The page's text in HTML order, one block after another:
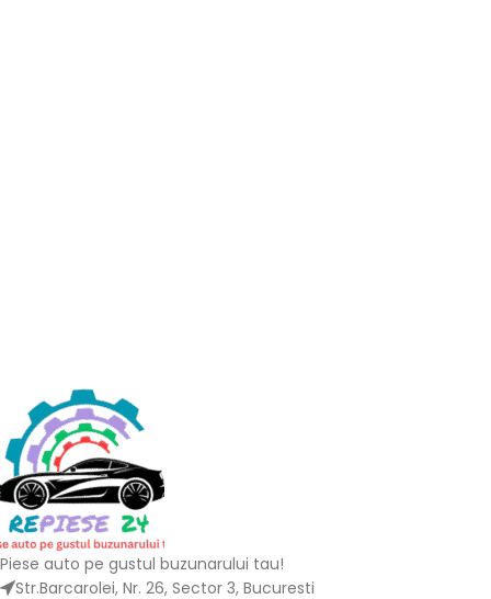
Piese auto pe gustul buzunarului tau!
Str.Barcarolei, Nr. 26, Sector 3, Bucuresti